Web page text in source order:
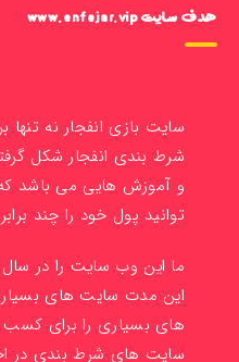
هدف سایت www.enfejar.vip
سایت بازی انفجار نه تنها
شرط بندی انفجار شکل
و آموزش هایی می باشد
توانید پول خود را چند
این مدت سایت های
های بسیاری را برای کسب
سایت های شرط بندی در